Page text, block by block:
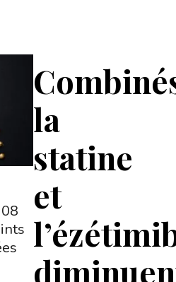
la
statine
et